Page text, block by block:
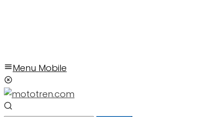
Menu Mobile